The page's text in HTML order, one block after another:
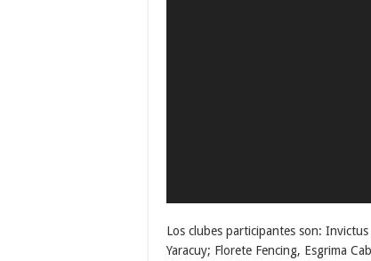
Los clubes participantes son:
Yaracuy; Florete Fencing, Esgrima